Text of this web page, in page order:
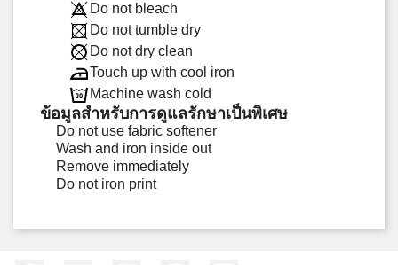
Do not bleach
Do not tumble dry
Do not dry clean
Touch up with cool iron
Machine wash cold
ข้อมูลสำหรับการดูแลรักษาเป็นพิเศษ
Do not use fabric softener
Wash and iron inside out
Remove immediately
Do not iron print